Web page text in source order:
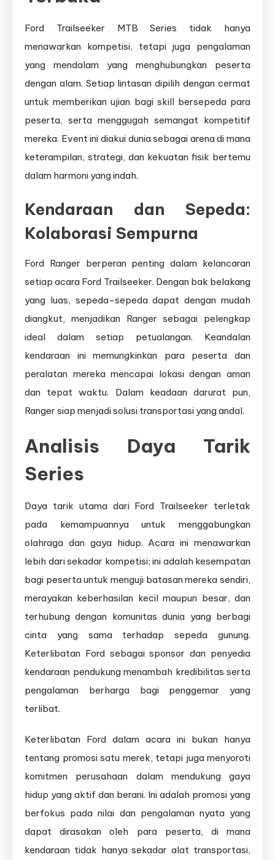
Ford Trailseeker MTB Series tidak hanya
menawarkan kompetisi, tetapi juga pengalaman
yang mendalam yang menghubungkan peserta
dengan alam. Setiap lintasan dipilih dengan cermat
untuk memberikan ujian bagi skill bersepeda para
peserta, serta menggugah semangat kompetitif
mereka. Event ini diakui dunia sebagai arena di mana
keterampilan, strategi, dan kekuatan fisik bertemu
dalam harmoni yang indah.
Kendaraan dan Sepeda:
Kolaborasi Sempurna
Ford Ranger berperan penting dalam kelancaran
setiap acara Ford Trailseeker. Dengan bak belakang
yang luas, sepeda-sepeda dapat dengan mudah
diangkut, menjadikan Ranger sebagai pelengkap
ideal dalam setiap petualangan. Keandalan
kendaraan ini memungkinkan para peserta dan
peralatan mereka mencapai lokasi dengan aman
dan tepat waktu. Dalam keadaan darurat pun,
Ranger siap menjadi solusi transportasi yang andal.
Analisis Daya Tarik
Series
Daya tarik utama dari Ford Trailseeker terletak
pada kemampuannya untuk menggabungkan
olahraga dan gaya hidup. Acara ini menawarkan
lebih dari sekadar kompetisi; ini adalah kesempatan
bagi peserta untuk menguji batasan mereka sendiri,
merayakan keberhasilan kecil maupun besar, dan
terhubung dengan komunitas dunia yang berbagi
cinta yang sama terhadap sepeda gunung.
Keterlibatan Ford sebagai sponsor dan penyedia
kendaraan pendukung menambah kredibilitas serta
pengalaman berharga bagi penggemar yang
terlibat.
Keterlibatan Ford dalam acara ini bukan hanya
tentang promosi satu merek, tetapi juga menyoroti
komitmen perusahaan dalam mendukung gaya
hidup yang aktif dan berani. Ini adalah promosi yang
berfokus pada nilai dan pengalaman nyata yang
dapat dirasakan oleh para peserta, di mana
kendaraan tidak hanya sekadar alat transportasi,